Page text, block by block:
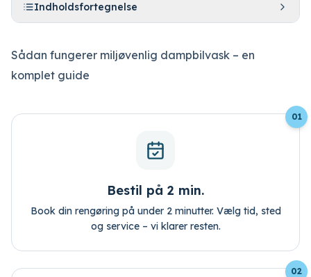
Bestil tid
Indholdsfortegnelse
Sådan fungerer miljøvenlig dampbilvask – en
komplet guide
01
Bestil på 2 min.
Book din rengøring på under 2 minutter. Vælg tid, sted
og service – vi klarer resten.
02